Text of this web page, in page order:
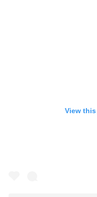
View